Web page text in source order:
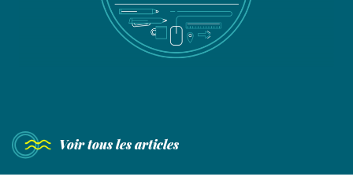
On parle de vous
Nous
rencontrer
Voir tous les articles